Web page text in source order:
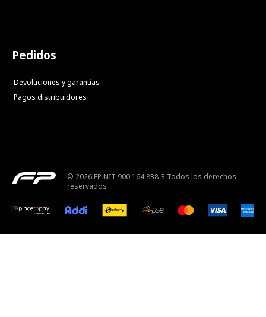
Pedidos
Devoluciones y garantías
Pagos distribuidores
© 2026 FP NIT 900.164.838-3 Todos los derechos
reservados